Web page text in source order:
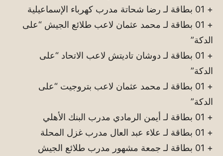
+ 01 بطاقة لـ رضا شحاتة مدرب كهرباء الإسماعيلية
+ 01 بطاقة لـ محمد عثمان لاعب طلائع الجيش “على
الدكة”
+ 01 بطاقة لـ دوشان تاديتش لاعب الاتحاد “على
الدكة”
+ 01 بطاقة لـ محمد عثمان لاعب بتروجيت “على
الدكة”
+ 01 بطاقة لـ أيمن الرمادي مدرب البنك الأهلي
+ 01 بطاقة لـ علاء عبد العال مدرب غزل المحلة
+ 01 بطاقة لـ جمعة مشهور مدرب طلائع الجيش